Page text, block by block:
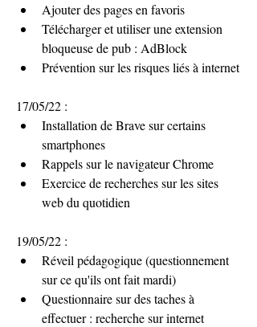
Ajouter des pages en favoris
Télécharger et utiliser une extension
bloqueuse de pub : AdBlock
Prévention sur les risques liés à internet
17/05/22 :
Installation de Brave sur certains
smartphones
Rappels sur le navigateur Chrome
Exercice de recherches sur les sites
web du quotidien
19/05/22 :
Réveil pédagogique (questionnement
sur ce qu'ils ont fait mardi)
Questionnaire sur des taches à
effectuer : recherche sur internet